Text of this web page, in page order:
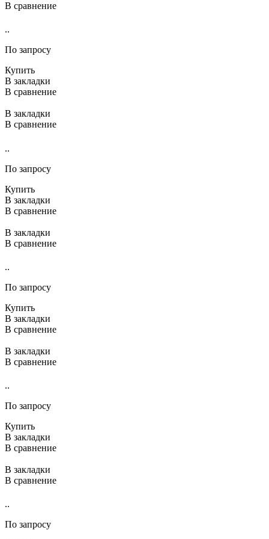
В сравнение
..
По запросу
Купить
В закладки
В сравнение
В закладки
В сравнение
..
По запросу
Купить
В закладки
В сравнение
В закладки
В сравнение
..
По запросу
Купить
В закладки
В сравнение
В закладки
В сравнение
..
По запросу
Купить
В закладки
В сравнение
В закладки
В сравнение
..
По запросу